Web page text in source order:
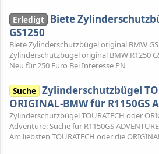
Erledigt Biete
GS1250
Biete Zylinderschutzbügel original BMW
Zylinderschutzbügel original BMW R1250
Neu für 250 Euro Bei Interesse PN
Suche Zylinderschutzbügel
ORIGINAL-BMW für R1150GS
Zylinderschutzbügel TOURATECH oder
Adventure: ​Suche für R1150GS
Am liebsten TOURATECH oder die